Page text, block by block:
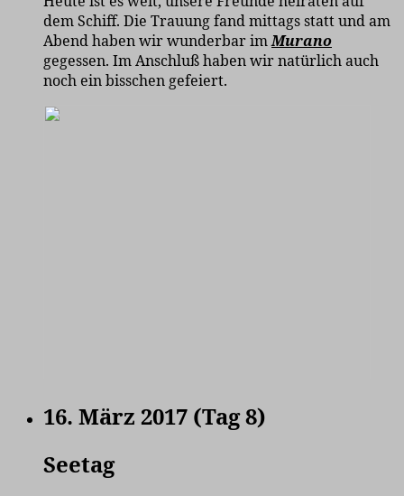
dem Schiff. Die Trauung fand mittags statt und am
Abend haben wir wunderbar imMurano
gegessen. Im Anschluß haben wir natürlich auch
noch ein bisschen gefeiert.
16. März 2017 (Tag 8)
Seetag